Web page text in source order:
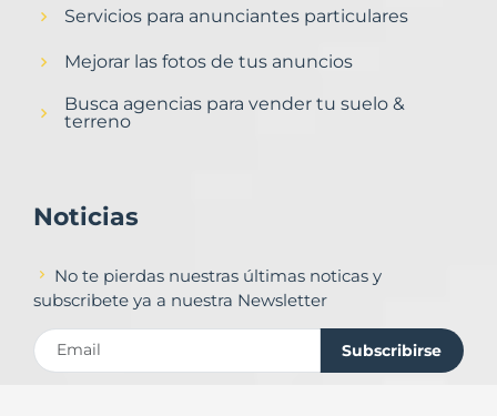
Servicios para anunciantes particulares
Mejorar las fotos de tus anuncios
Busca agencias para vender tu suelo &
terreno
Noticias
No te pierdas nuestras últimas noticas y
subscribete ya a nuestra Newsletter
Subscribirse